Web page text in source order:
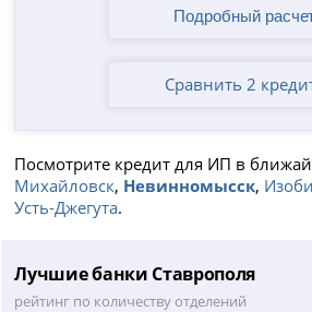
Сравнить 2
Посмотрите кредит для ИП в
Михайловск, Невинномысск,
Усть-Джегута.
Лучшие банки Ставрополя
рейтинг по количеству отделений